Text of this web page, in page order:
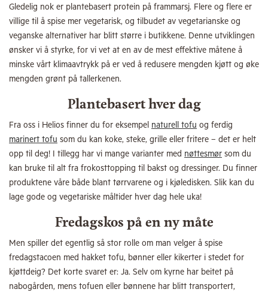
Gledelig nok er plantebasert protein på frammarsj. Flere og flere er
villige til å spise mer vegetarisk, og tilbudet av vegetarianske og
veganske alternativer har blitt større i butikkene. Denne utviklingen
ønsker vi å styrke, for vi vet at en av de mest effektive måtene å
minske vårt klimaavtrykk på er ved å redusere mengden kjøtt og øke
mengden grønt på tallerkenen.
Plantebasert hver dag
Fra oss i Helios finner du for eksempel naturell tofu og ferdig
marinert tofu som du kan koke, steke, grille eller fritere – det er helt
opp til deg! I tillegg har vi mange varianter med nøttesmør som du
kan bruke til alt fra frokosttopping til bakst og dressinger. Du finner
produktene våre både blant tørrvarene og i kjøledisken. Slik kan du
lage gode og vegetariske måltider hver dag hele uka!
Fredagskos på en ny måte
Men spiller det egentlig så stor rolle om man velger å spise
fredagstacoen med hakket tofu, bønner eller kikerter i stedet for
kjøttdeig? Det korte svaret er: Ja. Selv om kyrne har beitet på
nabogården, mens tofuen eller bønnene har blitt transportert,